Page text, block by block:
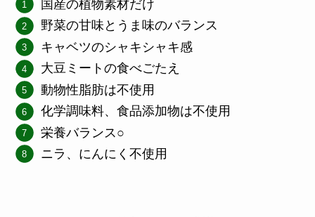
国産の植物素材だけ
野菜の甘味とうま味のバランス
キャベツのシャキシャキ感
大豆ミートの食べごたえ
動物性脂肪は不使用
化学調味料、食品添加物は不使用
栄養バランス○
ニラ、にんにく不使用